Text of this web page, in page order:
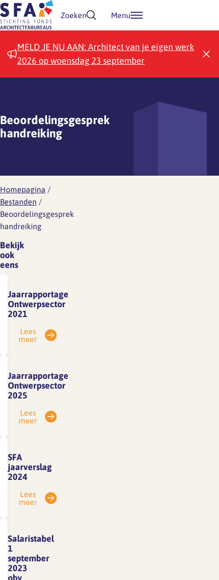
Doorgaan naar inhoud
Zoeken Menu
MELD JE NU AAN: Architect van je eigen werk
2026 op woensdag 23 september
Beoordelingsgesprek
handreiking
Homepagina /
Bestanden /
Beoordelingsgesprek
handreiking
Bekijk
ook
eens
Jaarrapportage
Ontwerpsector
2021
Lees
meer
Jaarrapportage
Ontwerpsector
2025
Lees
meer
SFA
jaarverslag
2024
Lees
meer
Salaristabel
1
september
2023
obv